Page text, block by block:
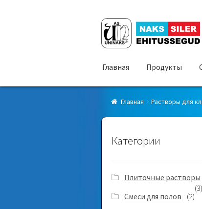
Перейти
к
навигации
Перейти
к
содержимому
Главная Продукты
Главная Растворы для
Категории
Плиточные растворы
(3)
Смеси для полов
(2)